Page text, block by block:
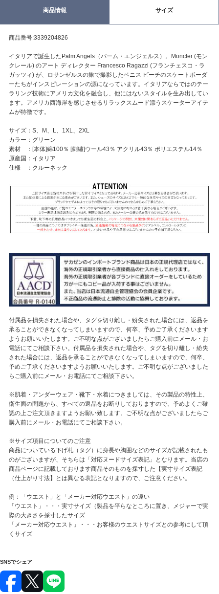
商品情報 サイズ
商品番号:3339204826
イタリアで誕生したPalm Angels（パーム・エンジェルス）。Moncler (モン
クレール) のアート ディレクター Francesco Ragazzi (フランチェスコ・ラ
ガッツィ) が、ロサンゼルスの旅で撮影したベニス ビーチのスケートボーダ
ーたちがインスピレーションの源になっています。イタリアならではのテー
ラリング技術にアメリカ文化を融合し、他にはないスタイルを生み出してい
ます。アメリカ西海岸を感じさせるリラックスムード漂うスケーターアイテ
ムが特徴です。
サイズ：S、M、L、1XL、2XL
カラー：グリーン
素材 ：[本体]綿100％ [刺繍]ウール43％ アクリル43％ ポリエステル14％
原産国：イタリア
仕様 ：クルーネック
付属品を損失された場合や、タグを切り離し・紛失された場合には、返品を
承ることができなくなってしまいますので、何卒、予めご了承くださいます
ようお願いいたします。ご不明な点がございましたらご購入前にメール・お
電話にてご相談下さい。付属品を損失された場合や、タグを切り離し・紛失
された場合には、返品を承ることができなくなってしまいますので、何卒、
予めご了承くださいますようお願いいたします。ご不明な点がございました
らご購入前にメール・お電話にてご相談下さい。
※肌着・アンダーウェア・靴下・水着につきましては、その製品の特性上、
衛生面の問題から、すべての返品をお断りしておりますので、予めよくご確
認の上ご注文頂きますようお願い致します。ご不明な点がございましたらご
購入前にメール・お電話にてご相談下さい。
※サイズ項目についてのご注意
商品についている下げ札（タグ）に身長や胸囲などのサイズが記載されたも
のがございますが、そちらは「対応ヌードサイズ表記」となります。当店の
商品ページに記載しております商品そのものを採寸した【実寸サイズ表記
（仕上がり寸法】とは異なる表記となりますので、ご注意ください。
例：「ウエスト」と「メーカー対応ウエスト」の違い
「ウエスト」・・・実寸サイズ（製品を平らなところに置き、メジャーで実
際の大きさを採寸したサイズ
「メーカー対応ウエスト」・・・お客様のウエストサイズとの参考にして頂
くサイズ
SNSでシェア